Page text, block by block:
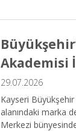
Akademisi
29.07.2026
Kayseri
alanındaki marka
Merkezi